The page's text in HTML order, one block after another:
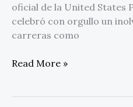
oficial de la United States
celebró con orgullo un
carreras como
Read More »